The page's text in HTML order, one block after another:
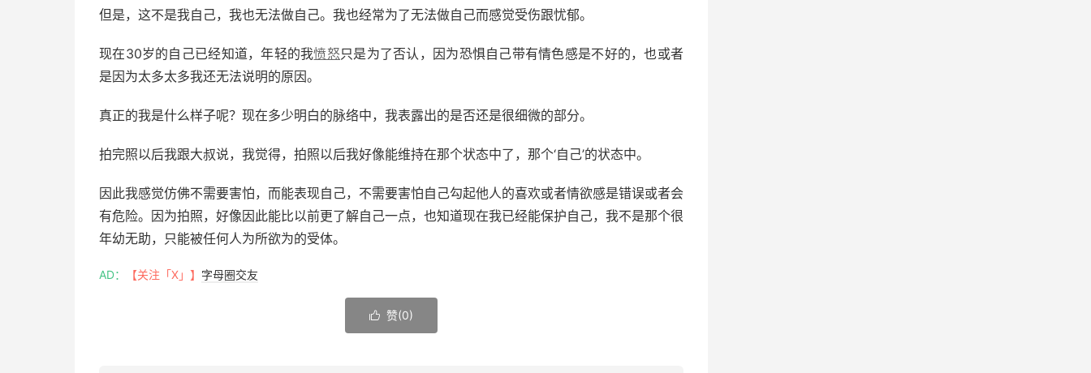
但是，这不是我自己，我也无法做自己。我也经常为了无法做自己而感觉受伤跟忧郁。
现在30岁的自己已经知道，年轻的我愤怒只是为了否认，因为恐惧自己带有情色感是不好的，也或者
是因为太多太多我还无法说明的原因。
真正的我是什么样子呢？现在多少明白的脉络中，我表露出的是否还是很细微的部分。
拍完照以后我跟大叔说，我觉得，拍照以后我好像能维持在那个状态中了，那个‘自己’的状态中。
因此我感觉仿佛不需要害怕，而能表现自己，不需要害怕自己勾起他人的喜欢或者情欲感是错误或者会
有危险。因为拍照，好像因此能比以前更了解自己一点，也知道现在我已经能保护自己，我不是那个很
年幼无助，只能被任何人为所欲为的受体。
AD： 【关注「X」】 字母圈交友
 赞(0)